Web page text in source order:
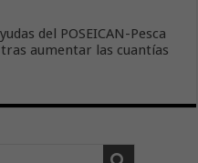
del POSEICAN-Pesca
aumentar las cuantías